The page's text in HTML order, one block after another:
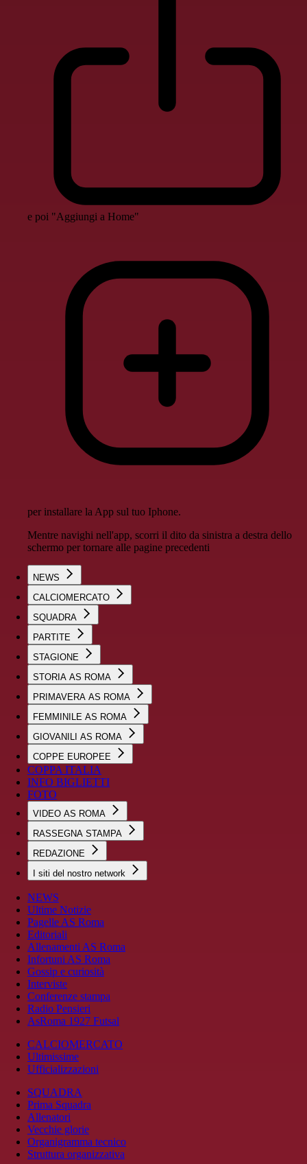
e poi "Aggiungi a Home"
per installare la App sul tuo Iphone.
Mentre navighi nell'app, scorri il dito da sinistra a destra dello
schermo per tornare alle pagine precedenti
NEWS
CALCIOMERCATO
SQUADRA
PARTITE
STAGIONE
STORIA AS ROMA
PRIMAVERA AS ROMA
FEMMINILE AS ROMA
GIOVANILI AS ROMA
COPPE EUROPEE
COPPA ITALIA
INFO BIGLIETTI
FOTO
VIDEO AS ROMA
RASSEGNA STAMPA
REDAZIONE
I siti del nostro network
NEWS
Ultime Notizie
Pagelle AS Roma
Editoriali
Allenamenti AS Roma
Infortuni AS Roma
Gossip e curiosità
Interviste
Conferenze stampa
Radio Pensieri
AsRoma 1927 Futsal
CALCIOMERCATO
Ultimissime
Ufficializzazioni
SQUADRA
Prima Squadra
Allenatori
Vecchie glorie
Organigramma tecnico
Struttura organizzativa